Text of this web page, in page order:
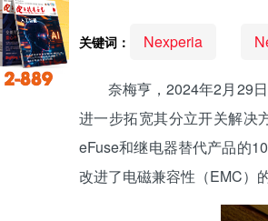
关键词： Nexperia
奈梅亨，2024年2月29日
进一步拓宽其分立开关解决
eFuse和继电器替代产品的
改进了电磁兼容性（EMC）